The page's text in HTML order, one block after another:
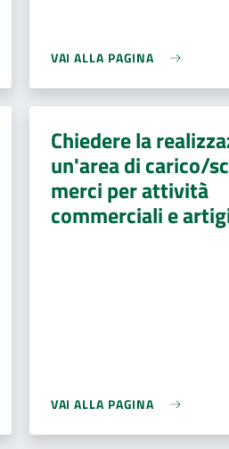
VAI ALLA PAGINA
Chiedere la
un'area di carico/
merci per attività
commerciali e
VAI ALLA PAGINA